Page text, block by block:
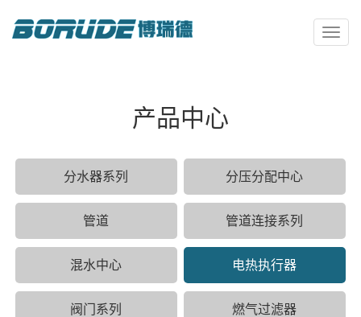
Toggle
产品中心
分水器系列 分压分配中心
管道 管道连接系列
混水中心 电热执行器
阀门系列 燃气过滤器